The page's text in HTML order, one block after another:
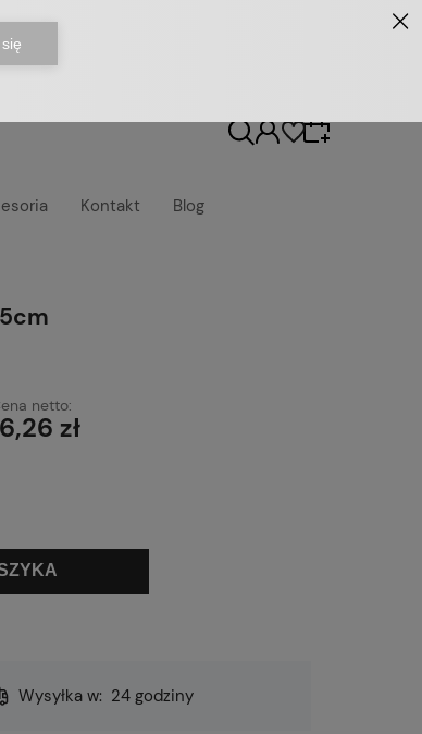
się, aby przywrócić dodane
do listy z poprzedniej sesji.
Kontakt Blog
netto:
zł
Wysyłka w: 24 godziny